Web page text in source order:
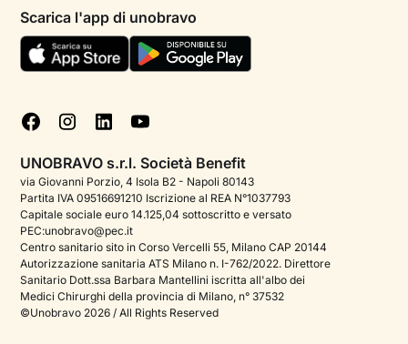
Aiuto urgente
FAQ
Podcast di psicologia
Corporate
Psicologo italiano all'estero
Approfondimenti sulla salute mentale
Sala stampa
Termini e condizioni
Informativa Privacy
Cookie policy
Gestisci cookie
Scarica l'app di unobravo
UNOBRAVO s.r.l. Società Benefit
via Giovanni Porzio, 4 Isola B2 - Napoli 80143
Partita IVA 09516691210 Iscrizione al REA N°1037793
Capitale sociale euro 14.125,04 sottoscritto e versato
PEC:unobravo@pec.it
Centro sanitario sito in Corso Vercelli 55, Milano CAP 20144
Autorizzazione sanitaria ATS Milano n. I-762/2022. Direttore
Sanitario Dott.ssa Barbara Mantellini iscritta all'albo dei
Medici Chirurghi della provincia di Milano, n° 37532
©Unobravo 2026 / All Rights Reserved